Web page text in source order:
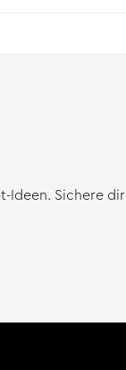
Ideen. Sichere dir